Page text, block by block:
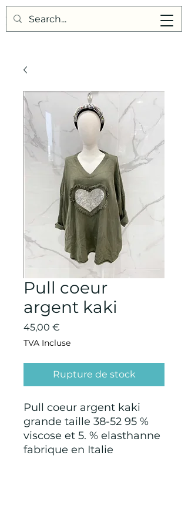
Points de Suture
Pull coeur
argent kaki
45,00 €
TVA Incluse
Rupture de stock
Pull coeur argent kaki
grande taille 38-52 95 %
viscose et 5. % elasthanne
fabrique en Italie